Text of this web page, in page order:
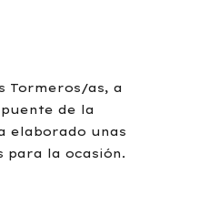
Tormeros/as, a
de la
elaborado unas
para la ocasión.